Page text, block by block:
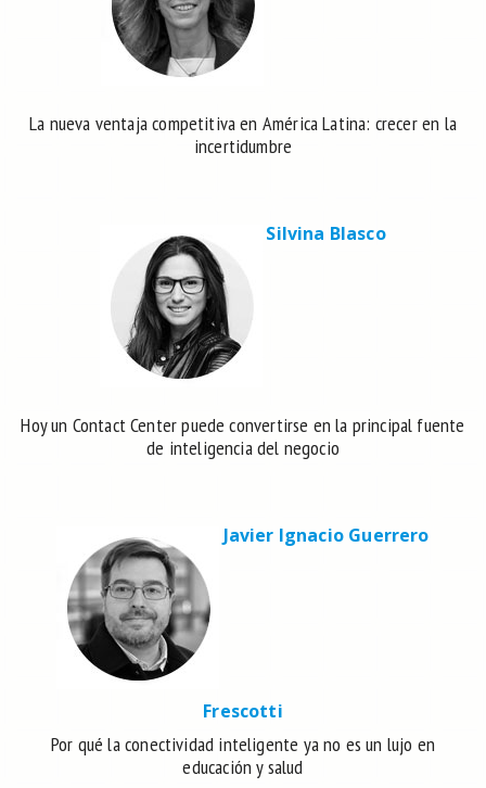
La nueva ventaja competitiva en América Latina: crecer en la
incertidumbre
Silvina Blasco
Hoy un Contact Center puede convertirse en la principal fuente
de inteligencia del negocio
Javier Ignacio Guerrero
Frescotti
Por qué la conectividad inteligente ya no es un lujo en
educación y salud